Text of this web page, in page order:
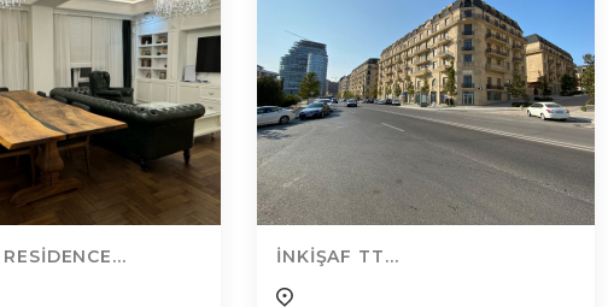
İNKİŞAF TT...